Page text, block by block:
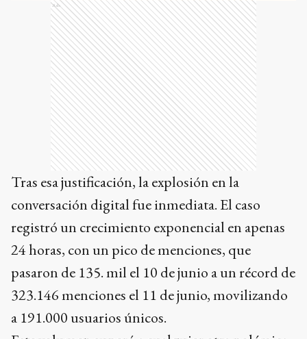
Ads
Tras esa justificación, la explosión en la
conversación digital fue inmediata. El caso
registró un crecimiento exponencial en apenas
24 horas, con un pico de menciones, que
pasaron de 135. mil el 10 de junio a un récord de
323.146 menciones el 11 de junio, movilizando
a 191.000 usuarios únicos.